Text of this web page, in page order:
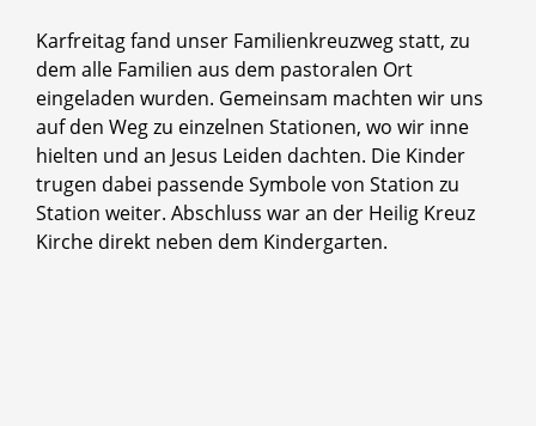
Karfreitag fand unser Familienkreuzweg statt, zu
dem alle Familien aus dem pastoralen Ort
eingeladen wurden. Gemeinsam machten wir uns
auf den Weg zu einzelnen Stationen, wo wir inne
hielten und an Jesus Leiden dachten. Die Kinder
trugen dabei passende Symbole von Station zu
Station weiter. Abschluss war an der Heilig Kreuz
Kirche direkt neben dem Kindergarten.